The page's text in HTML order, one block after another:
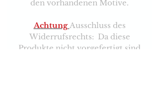
den vorhandenen Motive.
AchtungAusschluss des
Widerrufsrechts: Da diese
Produkte nicht vorgefertigt sind